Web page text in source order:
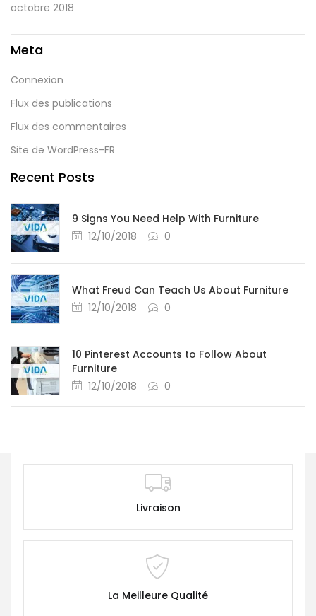
octobre 2018
Meta
Connexion
Flux des publications
Flux des commentaires
Site de WordPress-FR
Recent Posts
9 Signs You Need Help With Furniture
12/10/2018
0
What Freud Can Teach Us About Furniture
12/10/2018
0
10 Pinterest Accounts to Follow About
Furniture
12/10/2018
0
Livraison
La Meilleure Qualité